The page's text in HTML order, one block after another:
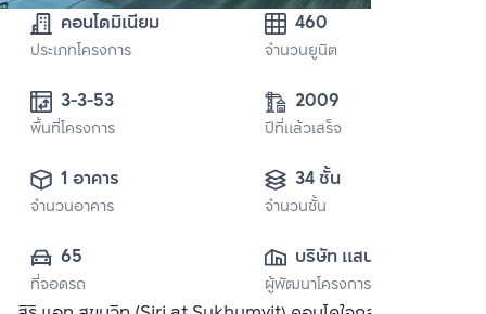
คอนโดมิเนียม
ประเภทโครงการ
460
จำนวนยูนิต
พื้นที่โครงการ
2009
ปีที่แล้วเสร็จ
1 อาคาร
จำนวนอาคาร
34 ชั้น
จำนวนชั้น
65
ที่จอดรถ
บริษัท แสนสิริ
จำกัด (มหาชน)
ผู้พัฒนาโครงการ